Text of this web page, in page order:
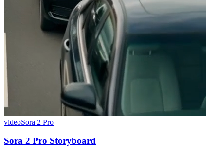
videoSora 2 Pro
Sora 2 Pro Storyboard